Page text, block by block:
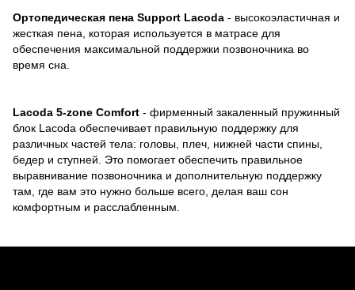
Ортопедическая пена Support Lacoda - высокоэластичная и
жесткая пена, которая используется в матрасе для
обеспечения максимальной поддержки позвоночника во
время сна.
Lacoda 5-zone Comfort - фирменный закаленный пружинный
блок Lacoda обеспечивает правильную поддержку для
различных частей тела: головы, плеч, нижней части спины,
бедер и ступней. Это помогает обеспечить правильное
выравнивание позвоночника и дополнительную поддержку
там, где вам это нужно больше всего, делая ваш сон
комфортным и расслабленным.